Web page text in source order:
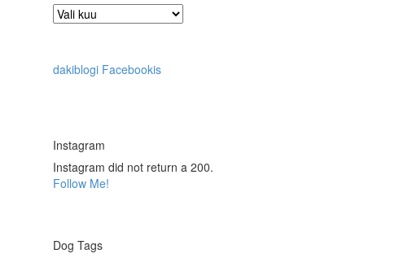
AJALUGU
dakiblogi Facebookis
Instagram
Instagram did not return a 200.
Follow Me!
Dog Tags